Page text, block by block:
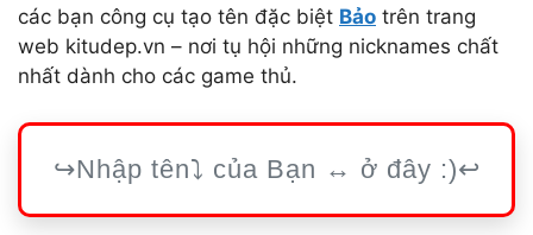
các bạn công cụ tạo tên đặc biệt Bảo trên trang
web kitudep.vn – nơi tụ hội những nicknames chất
nhất dành cho các game thủ.